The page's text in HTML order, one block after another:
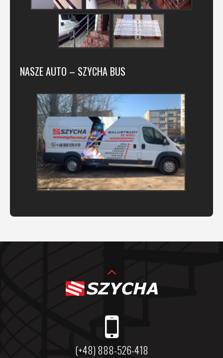
NASZE AUTO – SZYCHA BUS
(+48) 888-526-418